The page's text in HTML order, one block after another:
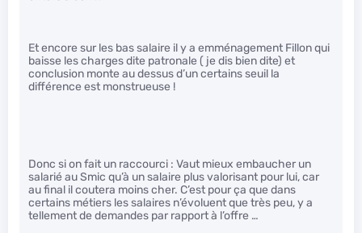
Et encore sur les bas salaire il y a emménagement Fillon qui
baisse les charges dite patronale ( je dis bien dite) et
conclusion monte au dessus d’un certains seuil la
différence est monstrueuse !
Donc si on fait un raccourci : Vaut mieux embaucher un
salarié au Smic qu’à un salaire plus valorisant pour lui, car
au final il coutera moins cher. C’est pour ça que dans
certains métiers les salaires n’évoluent que très peu, y a
tellement de demandes par rapport à l’offre …